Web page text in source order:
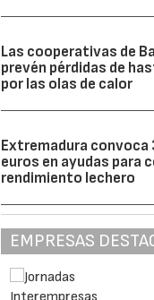
Las cooperativas de
prevén pérdidas de
por las olas de calor
Extremadura convoca
euros en ayudas para
rendimiento lechero
EMPRESAS